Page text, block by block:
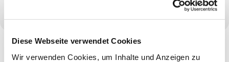
Diese Webseite verwendet Cookies
Wir verwenden Cookies, um Inhalte und Anzeigen zu